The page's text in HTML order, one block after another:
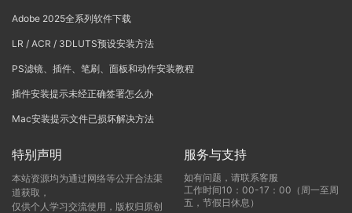
Adobe 2025全系列软件下载
LR / ACR / 3DLUTS预设安装方法
PS滤镜、插件、笔刷、面板和动作安装教程
插件安装提示未经正确签署怎么办
Mac安装提示文件已损坏解决方法
特别声明
本站资源均为通过网络等公开合法渠
道获取，
仅供个人学习交流使用，版权归原创
服务与支持
如有问题，请联系客服
工作时间10：00-17：00（周一至周
五，节假日休息）